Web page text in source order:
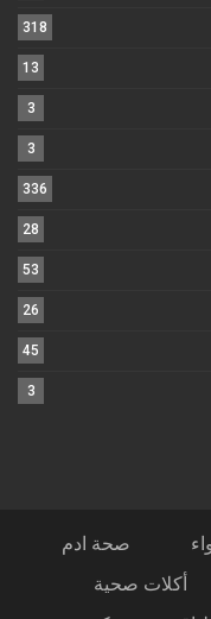
318
13
3
3
336
28
53
26
45
3
صحة ادم
أكلات صحية